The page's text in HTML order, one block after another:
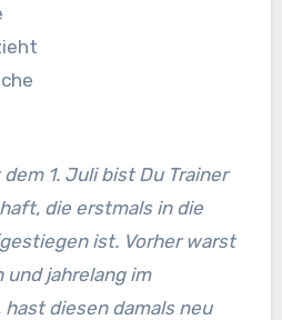
dem 1. Juli bist Du Trainer
die erstmals in die
ist. Vorher warst
und jahrelang im
diesen damals neu